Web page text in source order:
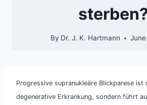
By Dr. J. K. Hartmann
Progressive supranukleäre Blickparese ist
degenerative Erkrankung, sondern führt